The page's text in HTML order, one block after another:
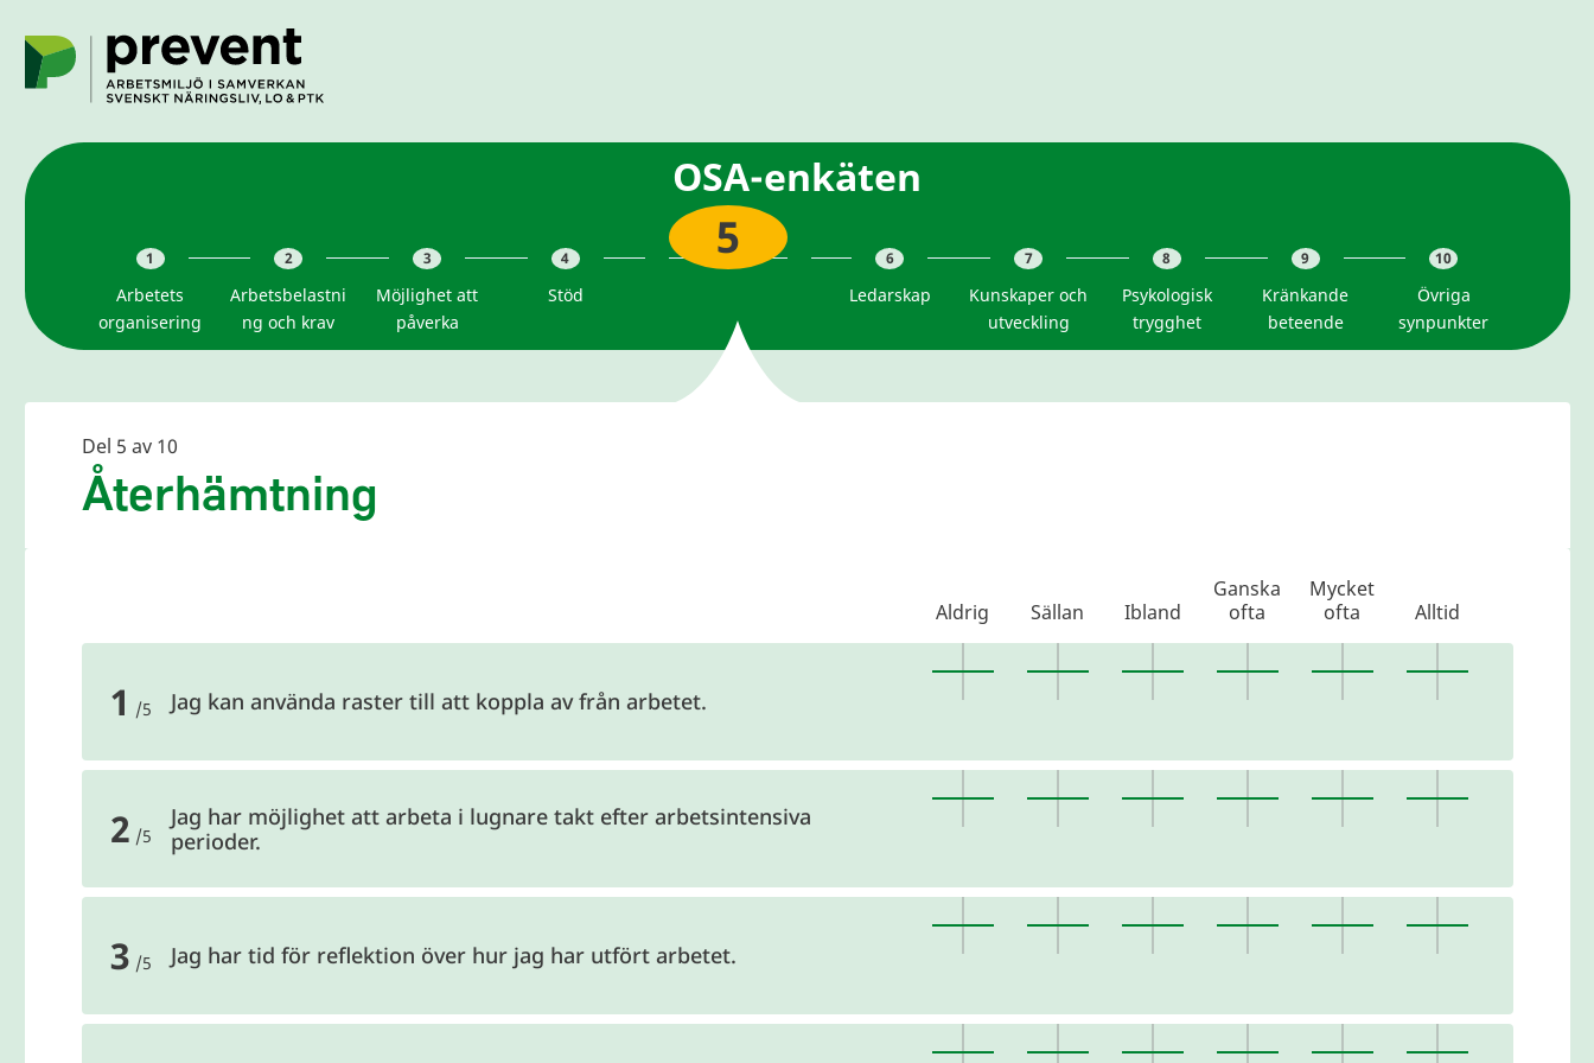
Hoppa till huvudinnehållet
OSA-enkäten
1
Arbetets
organisering
2
Arbetsbelastni
ng och krav
3
Möjlighet att
påverka
4
Stöd
5
Återhämtning
6
Ledarskap
7
Kunskaper och
utveckling
8
Psykologisk
trygghet
9
Kränkande
beteende
10
Övriga
synpunkter
Del 5 av 10
Återhämtning
Aldrig Sällan Ibland
Ganska
ofta
Mycket
ofta
Alltid
1 /5 Jag kan använda raster till att koppla av från arbetet.
2 /5
Fråga 2 av 5
Jag har möjlighet att arbeta i lugnare takt efter arbetsintensiva
perioder.
3 /5 Jag har tid för reflektion över hur jag har utfört arbetet.